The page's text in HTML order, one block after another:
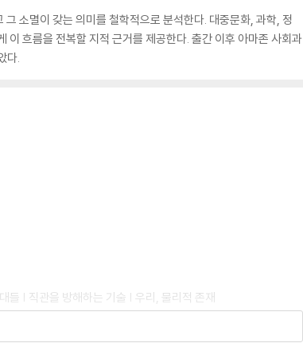
그 소멸이 갖는 의미를 철학적으로 분석한다. 대중문화, 과학, 정
흐름을 전복할 지적 근거를 제공한다. 출간 이후 아마존 사회과
다.
들 | 직관을 방해하는 기술 | 우리, 물리적 존재